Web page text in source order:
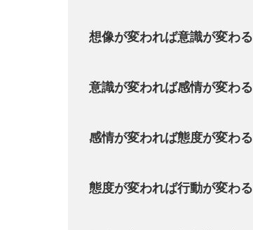
想像が変われば意識が変わる
意識が変われば感情が変わる
感情が変われば態度が変わる
態度が変われば行動が変わる